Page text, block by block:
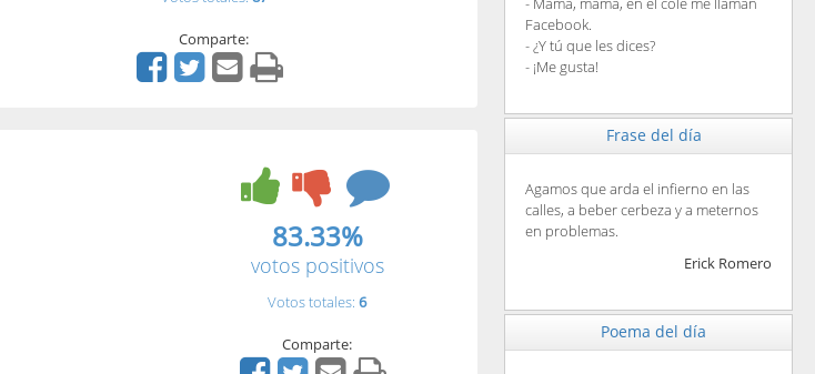
Comparte:
83.33%
votos positivos
Votos totales: 6
Comparte:
Facebook.
- ¿Y tú que les dices?
- ¡Me gusta!
Frase del día
Agamos que arda el infierno en las
calles, a beber cerbeza y a meternos
en problemas.
Erick Romero
Poema del día